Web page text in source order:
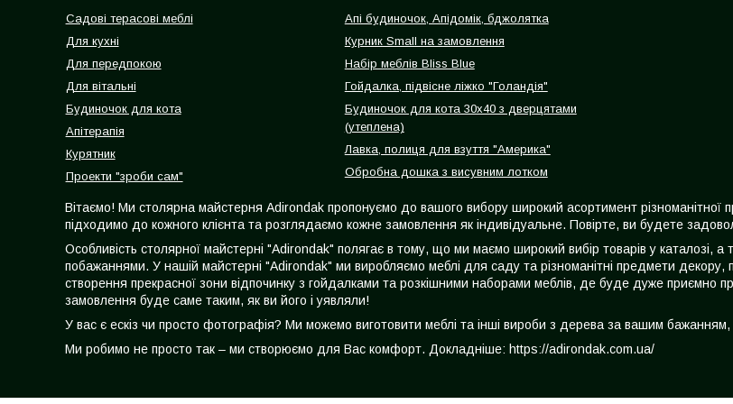
Садові терасові меблі
Для кухні
Для передпокою
Для вітальні
Будиночок для кота
Апітерапія
Курятник
Проекти "зроби сам"
Апі будиночок, Апідомік, бджолятка
Курник Small на замовлення
Набір меблів Bliss Blue
Гойдалка, підвісне ліжко "Голандія"
Будиночок для кота 30х40 з дверцятами
(утеплена)
Лавка, полиця для взуття "Америка"
Обробна дошка з висувним лотком
Вітаємо! Ми столярна майстерня Adirondak пропонуємо до вашого вибору широкий асортимент різноманітної
підходимо до кожного клієнта та розглядаємо кожне замовлення як індивідуальне. Повірте, ви будете
Особливість столярної майстерні "Adirondak" полягає в тому, що ми маємо широкий вибір товарів у каталозі,
побажаннями. У нашій майстерні "Adirondak" ми виробляємо меблі для саду та різноманітні предмети
створення прекрасної зони відпочинку з гойдалками та розкішними наборами меблів, де буде дуже приємно
замовлення буде саме таким, як ви його і уявляли!
У вас є ескіз чи просто фотографія? Ми можемо виготовити меблі та інші вироби з дерева за вашим
Ми робимо не просто так – ми створюємо для Вас комфорт. Докладніше: https://adirondak.com.ua/